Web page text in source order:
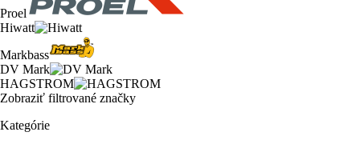
Proel
Hiwatt
Markbass
DV Mark
HAGSTROM
Zobraziť filtrované značky
Kategórie